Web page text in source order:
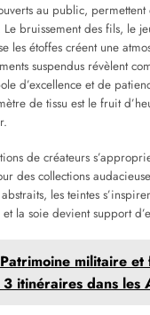
au public, permettent
bruissement des fils, le
les étoffes créent une
suspendus révèlent
d’excellence et de
de tissu est le fruit
de créateurs
des collections
les teintes
la soie devient support
Patrimoine militaire et
itinéraires dans les